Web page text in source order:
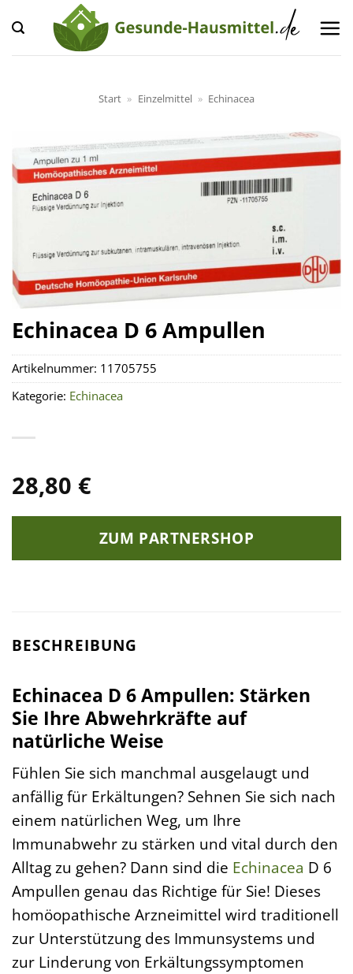
Inhalt
springen
Start » Einzelmittel » Echinacea
Echinacea D 6 Ampullen
28,80 €
ZUM PARTNERSHOP
Artikelnummer: 11705755
Kategorie: Echinacea
BESCHREIBUNG
Echinacea D 6 Ampullen: Stärken
Sie Ihre Abwehrkräfte auf
natürliche Weise
Fühlen Sie sich manchmal ausgelaugt und
anfällig für Erkältungen? Sehnen Sie sich nach
einem natürlichen Weg, um Ihre
Immunabwehr zu stärken und vital durch den
Alltag zu gehen? Dann sind die Echinacea D 6
Ampullen genau das Richtige für Sie! Dieses
homöopathische Arzneimittel wird traditionell
zur Unterstützung des Immunsystems und
zur Linderung von Erkältungssymptomen